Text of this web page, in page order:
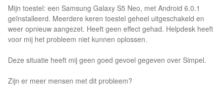
Mijn toestel: een Samsung Galaxy S5 Neo, met Android 6.0.1
geïnstalleerd. Meerdere keren toestel geheel uitgeschakeld en
weer opnieuw aangezet. Heeft geen effect gehad. Helpdesk heeft
voor mij het probleem niet kunnen oplossen.
Deze situatie heeft mij geen goed gevoel gegeven over Simpel.
Zijn er meer mensen met dit probleem?